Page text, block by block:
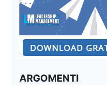
ARGOMENTI